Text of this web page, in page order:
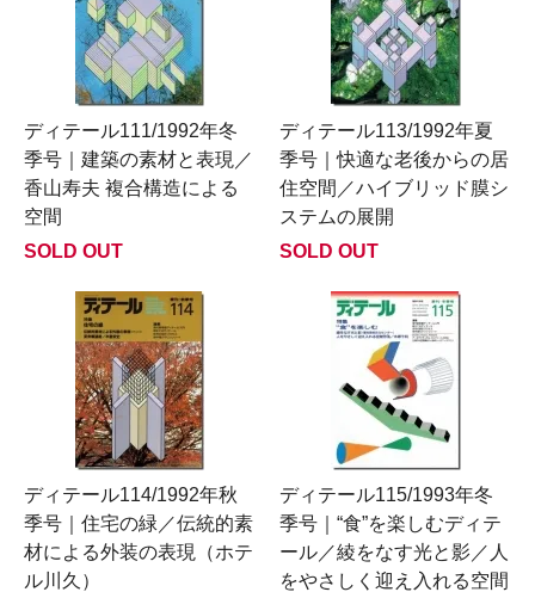
ディテール111/1992年冬
季号｜建築の素材と表現／
香山寿夫 複合構造による
空間
SOLD OUT
ディテール113/1992年夏
季号｜快適な老後からの居
住空間／ハイブリッド膜シ
ステムの展開
SOLD OUT
ディテール114/1992年秋
季号｜住宅の緑／伝統的素
材による外装の表現（ホテ
ル川久）
ディテール115/1993年冬
季号｜“食”を楽しむディテ
ール／綾をなす光と影／人
をやさしく迎え入れる空間